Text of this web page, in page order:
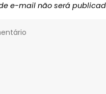
e-mail não será